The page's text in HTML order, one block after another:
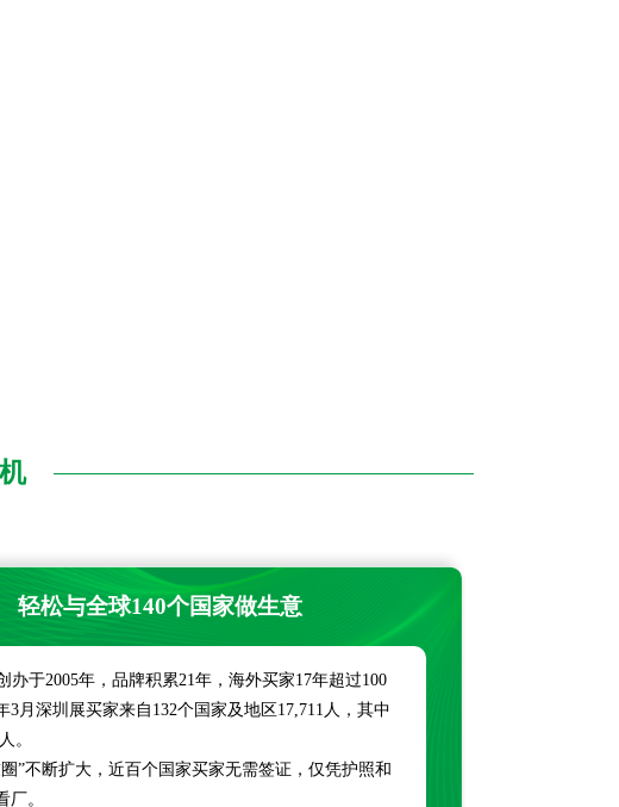
轻松与全球140个国家做生意
办于2005年，品牌积累21年，海外买家17年超过100
3月深圳展买家来自132个国家及地区17,711人，其中
。
”不断扩大，近百个国家买家无需签证，仅凭护照和
厂。